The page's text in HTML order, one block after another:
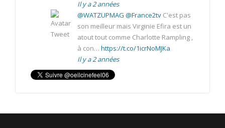
Il y a 2 années
@WATZUPMAG @France2tv C'est pas
son meilleur mais Virginie Efira est un
atout tout comme Charlotte Rampling ,
à con… https://t.co/1icrNoMJKa
Il y a 2 années